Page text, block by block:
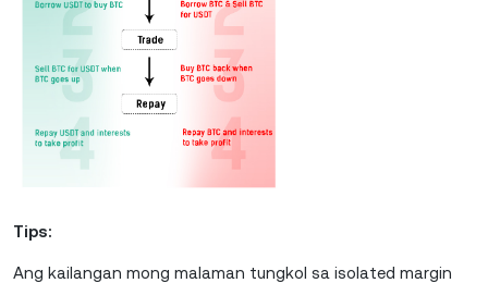
Tips:
Ang kailangan mong malaman tungkol sa isolated margin